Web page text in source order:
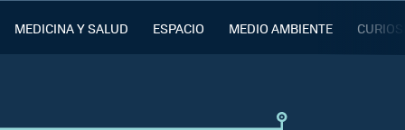
MEDICINA Y SALUD ESPACIO MEDIO AMBIENTE